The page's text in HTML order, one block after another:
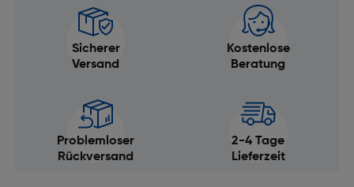
Sicherer
Versand
Kostenlose
Beratung
Problemloser
Rückversand
2-4 Tage
Lieferzeit